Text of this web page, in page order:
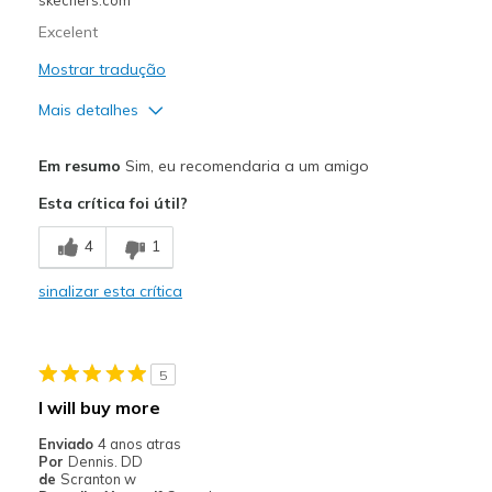
Excelent
Mostrar tradução
Mais detalhes
Melhores utilizações
Casual Wear
View On Shoes
I'm Into Shoes
Em resumo Sim, eu recomendaria a um amigo
Esta crítica foi útil?
4 1
sinalizar esta crítica
5
I will buy more
Enviado 4 anos atras
Por Dennis. DD
de Scranton w